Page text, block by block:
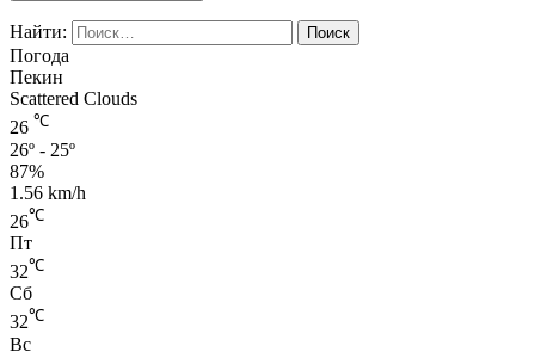
Найти:
Погода
Пекин
Scattered Clouds
26 ℃
26º - 25º
87%
1.56 km/h
26℃
Пт
32℃
Сб
32℃
Вс